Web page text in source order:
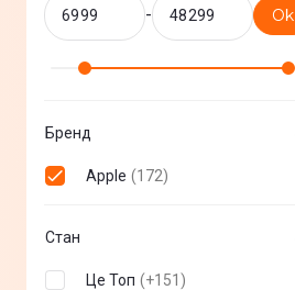
- Ok
Бренд
Apple (172)
Стан
Це Топ (+151 )